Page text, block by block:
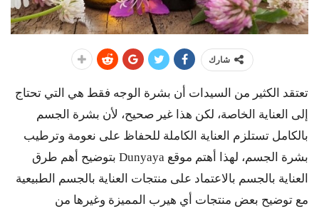
شارك
تعتقد الكثير من السيدات أن بشرة الوجه فقط هي التي تحتاج
إلى العناية الخاصة، لكن هذا غير صحيح، لأن بشرة الجسم
بالكامل تستلزم العناية الكاملة للحفاظ على نعومة وترطيب
بشرة الجسم، لهذا أهتم موقع Dunyaya بتوضيح أهم طرق
العناية بالجسم بالاعتماد على منتجات العناية بالجسم الطبيعية
مع توضيح بعض منتجات أي هيرب المميزة وغيرها من